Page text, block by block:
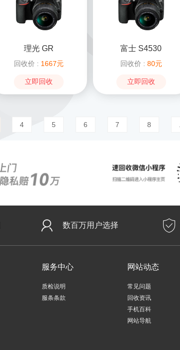
理光 GR
回收价 : 1667元
立即回收
富士 S4530
回收价 : 80元
立即回收
4 5 6 7 8
数百万用户选择
服务中心
质检说明
服条条款
网站动态
常见问题
回收资讯
手机百科
网站导航